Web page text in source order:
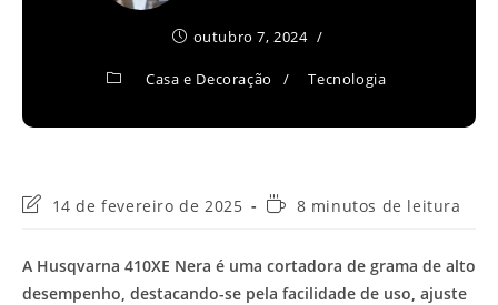
outubro 7, 2024
Casa e Decoração / Tecnologia
Última
post:
14 de fevereiro de 2025
Tempo8 minutos de leitura
A Husqvarna 410XE Nera é uma cortadora de grama de alto
desempenho, destacando-se pela facilidade de uso, ajuste